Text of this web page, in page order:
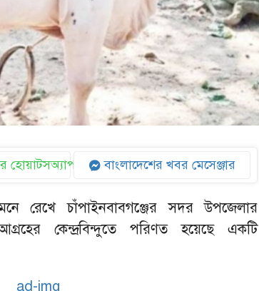
হোয়াটসঅ্যাপ বাংলাদেশের খবর মেসেঞ্জার
রেখে চাঁপাইনবাবগঞ্জের সদর উপজেলার
কেন্দ্রবিন্দুতে পরিণত হয়েছে একটি